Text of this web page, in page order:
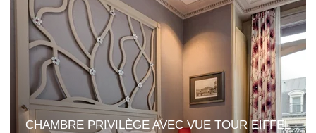
CHAMBRE PRIVILÈGE AVEC VUE TOUR EIFFEL